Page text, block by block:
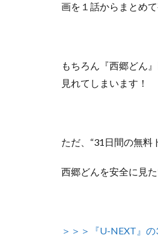
画を１話からまとめ
もちろん『西郷どん
見れてしまいます！
ただ、 “31日間の無料
西郷どんを安全に見
＞＞＞『U-NEXT』